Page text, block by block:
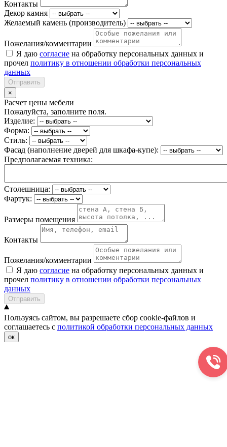
Контакты
Декор камня
Желаемый камень (производитель)
Пожелания/комментарии
Я даю согласие на обработку персональных данных и
прочел политику в отношении обработки персональных
данных
Отправить
×
Расчет цены мебели
Пожалуйста, заполните поля.
Изделие:
Форма:
Стиль:
Фасад (наполнение дверей для шкафа-купе):
Предполагаемая техника:
Столешница:
Фартук:
Размеры помещения
Контакты
Пожелания/комментарии
Я даю согласие на обработку персональных данных и
прочел политику в отношении обработки персональных
данных
Отправить
Пользуясь сайтом, вы разрешаете сбор cookie-файлов и
соглашаетесь с политикой обработки персональных данных
ок